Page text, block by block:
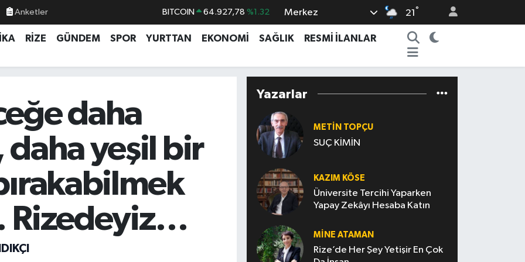
Anketler BITCOIN 64.927,78 %1.32
DOLAR 47,5894 %0.08
%0.16
%0.54
%11
Merkez 21 °
RİZE GÜNDEM SPOR YURTTAN EKONOMİ SAĞLIK
RESMİ İLANLAR
daha
daha yeşil bir
Yazarlar
METIN TOPÇU
SUÇ KİMİN
KAZIM KÖSE
Üniversite Tercihi Yaparken
Yapay Zekâyı Hesaba Katın
MINE ATAMAN
Rize’de Her Şey Yetişir En Çok